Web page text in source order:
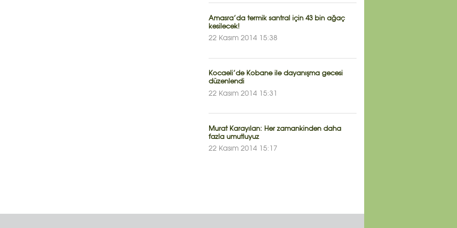
Amasra’da termik santral için 43 bin ağaç
kesilecek!
22 Kasım 2014 15:38
Kocaeli’de Kobane ile dayanışma gecesi
düzenlendi
22 Kasım 2014 15:31
Murat Karayılan: Her zamankinden daha
fazla umutluyuz
22 Kasım 2014 15:17